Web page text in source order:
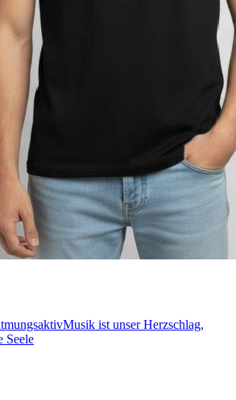
Musik ist unser Herzschlag,
Seele